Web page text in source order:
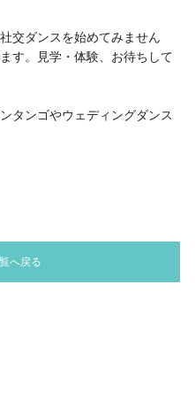
交ダンスを始めてみません
す。見学・体験、お待ちして
タンゴやウェディングダンス
へ戻る